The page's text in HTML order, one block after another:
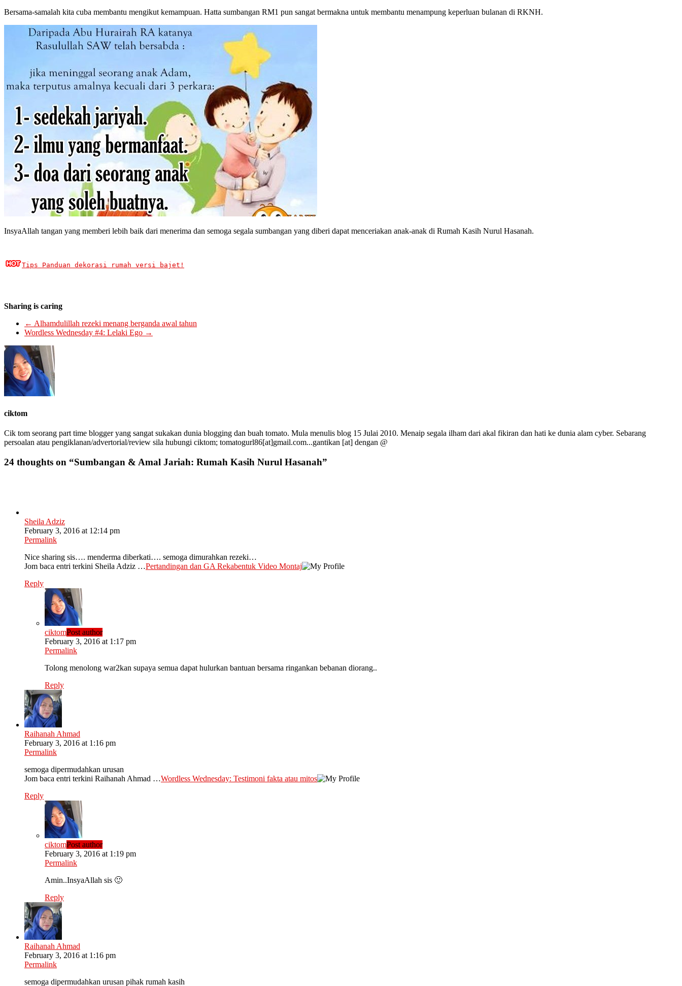
Bersama-samalah kita cuba membantu mengikut kemampuan. Hatta sumbangan RM1 pun sangat bermakna untuk membantu menampung keperluan bulanan di RKNH.
InsyaAllah tangan yang memberi lebih baik dari menerima dan semoga segala sumbangan yang diberi dapat menceriakan anak-anak di Rumah Kasih Nurul Hasanah.
Tips Panduan dekorasi rumah versi bajet!
Sharing is caring
← Alhamdulillah rezeki menang berganda awal tahun
Wordless Wednesday #4: Lelaki Ego →
ciktom
Cik tom seorang part time blogger yang sangat sukakan dunia blogging dan buah tomato. Mula menulis blog 15 Julai 2010. Menaip segala ilham dari akal fikiran dan hati ke dunia alam cyber. Sebarang
persoalan atau pengiklanan/advertorial/review sila hubungi ciktom; tomatogurl86[at]gmail.com...gantikan [at] dengan @
24 thoughts on “Sumbangan & Amal Jariah: Rumah Kasih Nurul Hasanah”
Sheila Adziz
February 3, 2016 at 12:14 pm
Permalink
Nice sharing sis…. menderma diberkati…. semoga dimurahkan rezeki…
Jom baca entri terkini Sheila Adziz …Pertandingan dan GA Rekabentuk Video Montaj
Reply
ciktomPost author
February 3, 2016 at 1:17 pm
Permalink
Tolong menolong war2kan supaya semua dapat hulurkan bantuan bersama ringankan bebanan diorang..
Reply
Raihanah Ahmad
February 3, 2016 at 1:16 pm
Permalink
semoga dipermudahkan urusan
Jom baca entri terkini Raihanah Ahmad …Wordless Wednesday: Testimoni fakta atau mitos
Reply
ciktomPost author
February 3, 2016 at 1:19 pm
Permalink
Amin..InsyaAllah sis 🙂
Reply
Raihanah Ahmad
February 3, 2016 at 1:16 pm
Permalink
semoga dipermudahkan urusan pihak rumah kasih